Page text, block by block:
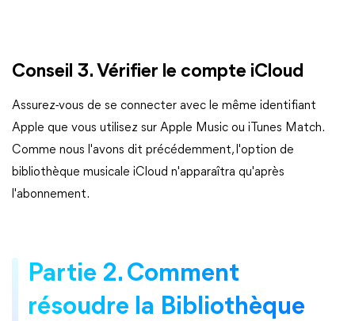
Conseil 3. Vérifier le compte iCloud
Assurez-vous de se connecter avec le même identifiant
Apple que vous utilisez sur Apple Music ou iTunes Match.
Comme nous l'avons dit précédemment, l'option de
bibliothèque musicale iCloud n'apparaîtra qu'après
l'abonnement.
Partie 2. Comment
résoudre la Bibliothèque